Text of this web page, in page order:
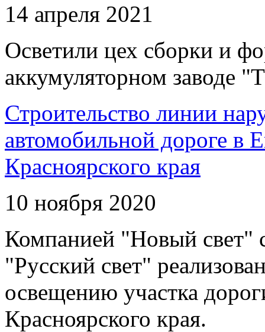
14 апреля 2021
Осветили цех сборки и
аккумуляторном заводе
Строительство линии
автомобильной дороге в
Красноярского края
10 ноября 2020
Компанией "Новый свет"
"Русский свет"
освещению участка
Красноярского края.